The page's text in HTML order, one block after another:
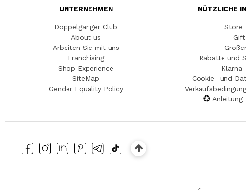
UNTERNEHMEN
Doppelgänger Club
About us
Arbeiten Sie mit uns
Franchising
Shop Experience
SiteMap
Gender Equality Policy
NÜTZLICHE
Store
Gift
Rabatte und
Cookie- und
Anleitung